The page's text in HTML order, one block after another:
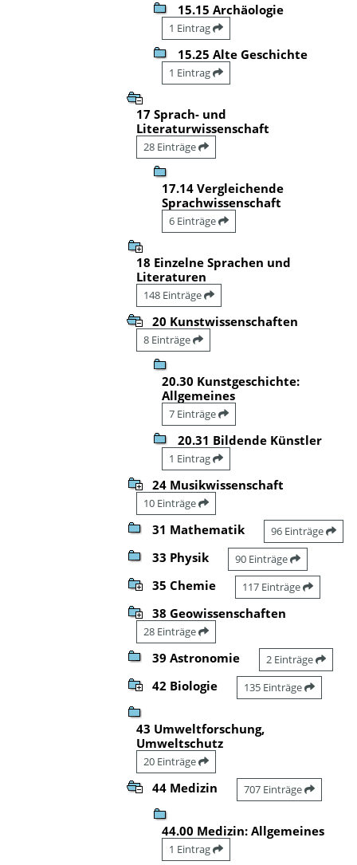
15.15 Archäologie
1 Eintrag
15.25 Alte Geschichte
1 Eintrag
17 Sprach- und
Literaturwissenschaft
28 Einträge
17.14 Vergleichende
Sprachwissenschaft
6 Einträge
18 Einzelne Sprachen und
Literaturen
148 Einträge
20 Kunstwissenschaften
8 Einträge
20.30 Kunstgeschichte:
Allgemeines
7 Einträge
20.31 Bildende Künstler
1 Eintrag
24 Musikwissenschaft
10 Einträge
31 Mathematik 96 Einträge
33 Physik 90 Einträge
35 Chemie 117 Einträge
38 Geowissenschaften
28 Einträge
39 Astronomie 2 Einträge
42 Biologie 135 Einträge
43 Umweltforschung,
Umweltschutz
20 Einträge
44 Medizin 707 Einträge
44.00 Medizin: Allgemeines
1 Eintrag